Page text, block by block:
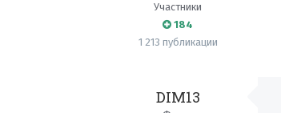
Участники
184
1 213 публикации
DIM13